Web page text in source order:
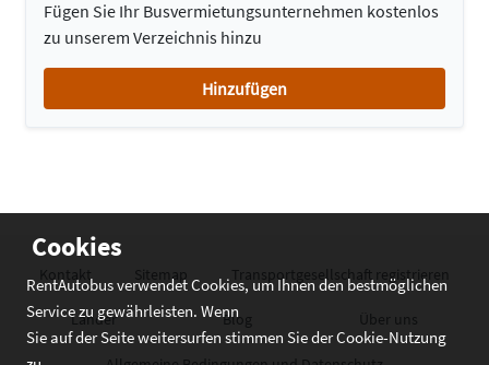
Cookies
RentAutobus verwendet Cookies, um Ihnen den bestmöglichen
Service zu gewährleisten. Wenn
Sie auf der Seite weitersurfen stimmen Sie der Cookie-Nutzung
Fügen Sie Ihr Busvermietungsunternehmen kostenlos
zu unserem Verzeichnis hinzu
Hinzufügen
Kontakt Sitemap Transportgesellschaft registrieren
Länder Blog Über uns